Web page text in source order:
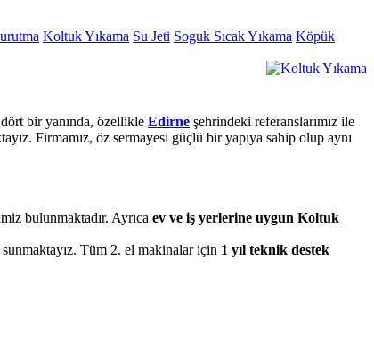
Koltuk Yıkama Su Jeti Soguk Sıcak Yıkama Köpük
bir yanında, özellikle Edirne şehrindeki referanslarımız ile
Firmamız, öz sermayesi güçlü bir yapıya sahip olup aynı
bulunmaktadır. Ayrıca ev ve iş yerlerine uygun Koltuk
Tüm 2. el makinalar için 1 yıl teknik destek